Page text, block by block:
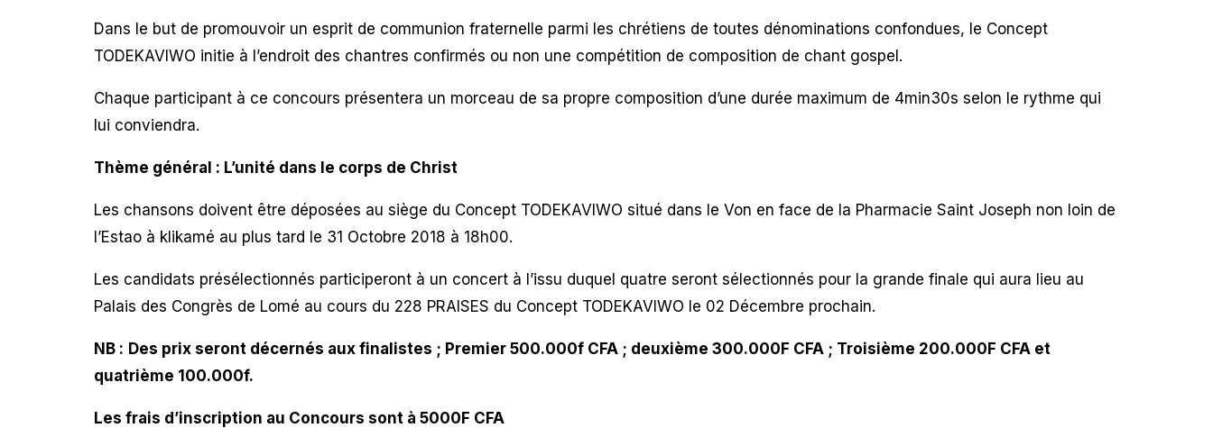
Dans le but de promouvoir un esprit de communion fraternelle parmi les chrétiens de toutes dénominations confondues, le Concept
TODEKAVIWO initie à l’endroit des chantres confirmés ou non une compétition de composition de chant gospel.
Chaque participant à ce concours présentera un morceau de sa propre composition d’une durée maximum de 4min30s selon le rythme qui
lui conviendra.
Thème général : L’unité dans le corps de Christ
Les chansons doivent être déposées au siège du Concept TODEKAVIWO situé dans le Von en face de la Pharmacie Saint Joseph non loin de
l’Estao à klikamé au plus tard le 31 Octobre 2018 à 18h00.
Les candidats présélectionnés participeront à un concert à l’issu duquel quatre seront sélectionnés pour la grande finale qui aura lieu au
Palais des Congrès de Lomé au cours du 228 PRAISES du Concept TODEKAVIWO le 02 Décembre prochain.
NB : Des prix seront décernés aux finalistes ; Premier 500.000f CFA ; deuxième 300.000F CFA ; Troisième 200.000F CFA et
quatrième 100.000f.
Les frais d’inscription au Concours sont à 5000F CFA